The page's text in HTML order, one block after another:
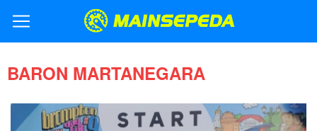
BARON MARTANEGARA